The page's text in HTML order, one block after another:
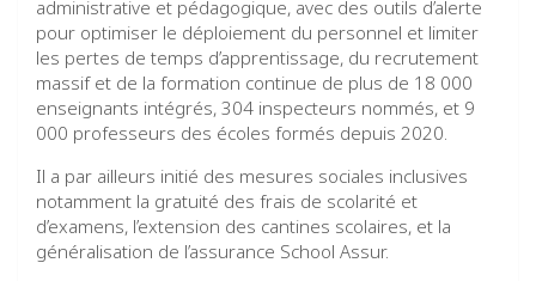
administrative et pédagogique, avec des outils d’alerte
pour optimiser le déploiement du personnel et limiter
les pertes de temps d’apprentissage, du recrutement
massif et de la formation continue de plus de 18 000
enseignants intégrés, 304 inspecteurs nommés, et 9
000 professeurs des écoles formés depuis 2020.
Il a par ailleurs initié des mesures sociales inclusives
notamment la gratuité des frais de scolarité et
d’examens, l’extension des cantines scolaires, et la
généralisation de l’assurance School Assur.